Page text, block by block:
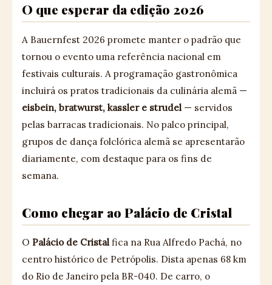
O que esperar da edição 2026
A Bauernfest 2026 promete manter o padrão que
tornou o evento uma referência nacional em
festivais culturais. A programação gastronômica
incluirá os pratos tradicionais da culinária alemã —
eisbein, bratwurst, kassler e strudel — servidos
pelas barracas tradicionais. No palco principal,
grupos de dança folclórica alemã se apresentarão
diariamente, com destaque para os fins de
semana.
Como chegar ao Palácio de Cristal
O Palácio de Cristal fica na Rua Alfredo Pachá, no
centro histórico de Petrópolis. Dista apenas 68 km
do Rio de Janeiro pela BR-040. De carro, o